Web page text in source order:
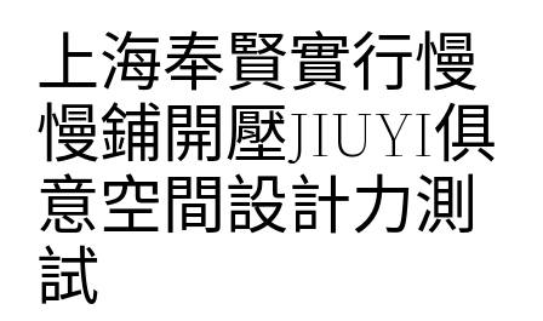
上海奉賢實行慢
慢鋪開壓JIUYI俱
意空間設計力測
試